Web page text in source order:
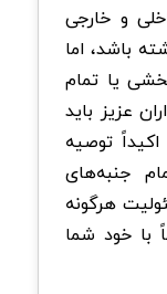
و خارجی
باشد، اما
یا تمام
عزیز باید
توصیه
جنبه‌های
هرگونه
با خود شما